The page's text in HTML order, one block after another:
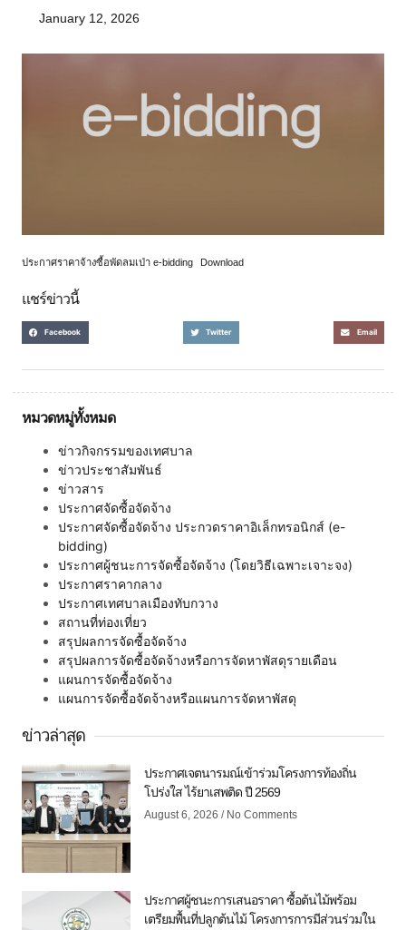
January 12, 2026
ประกาศราคาจ้างซื้อพัดลมเป่า e-bidding Download
แชร์ข่าวนี้
Facebook Twitter Email
หมวดหมู่ทั้งหมด
ข่าวกิจกรรมของเทศบาล
ข่าวประชาสัมพันธ์
ข่าวสาร
ประกาศจัดซื้อจัดจ้าง
ประกาศจัดซื้อจัดจ้าง ประกวดราคาอิเล็กทรอนิกส์ (e-
bidding)
ประกาศผู้ชนะการจัดซื้อจัดจ้าง (โดยวิธีเฉพาะเจาะจง)
ประกาศราคากลาง
ประกาศเทศบาลเมืองทับกวาง
สถานที่ท่องเที่ยว
สรุปผลการจัดซื้อจัดจ้าง
สรุปผลการจัดซื้อจัดจ้างหรือการจัดหาพัสดุรายเดือน
แผนการจัดซื้อจัดจ้าง
แผนการจัดซื้อจัดจ้างหรือแผนการจัดหาพัสดุ
ข่าวล่าสุด
ประกาศเจตนารมณ์เข้าร่วมโครงการท้องถิ่น
โปร่งใส ไร้ยาเสพติด ปี 2569
August 6, 2026 No Comments
ประกาศผู้ชนะการเสนอราคา ซื้อต้นไม้พร้อม
เตรียมพื้นที่ปลูกต้นไม้ โครงการการมีส่วนร่วมใน